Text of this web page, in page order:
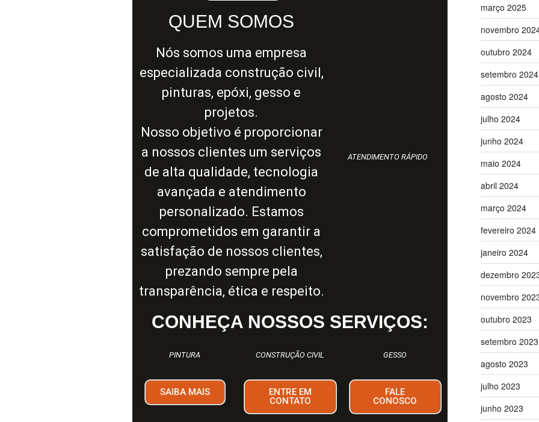
QUEM SOMOS
Nós somos uma empresa
especializada construção civil,
pinturas, epóxi, gesso e
projetos.
Nosso objetivo é proporcionar
a nossos clientes um serviços
de alta qualidade, tecnologia
avançada e atendimento
personalizado. Estamos
comprometidos em garantir a
satisfação de nossos clientes,
prezando sempre pela
transparência, ética e respeito.
ATENDIMENTO RÁPIDO
CONHEÇA NOSSOS SERVIÇOS:
PINTURA
SAIBA MAIS
CONSTRUÇÃO CIVIL
ENTRE EM
CONTATO
GESSO
FALE
CONOSCO
março 2025
novembro
outubro 2024
setembro 2024
agosto 2024
julho 2024
junho 2024
maio 2024
abril 2024
março 2024
fevereiro 2024
janeiro 2024
dezembro
novembro
outubro 2023
setembro 2023
agosto 2023
julho 2023
junho 2023